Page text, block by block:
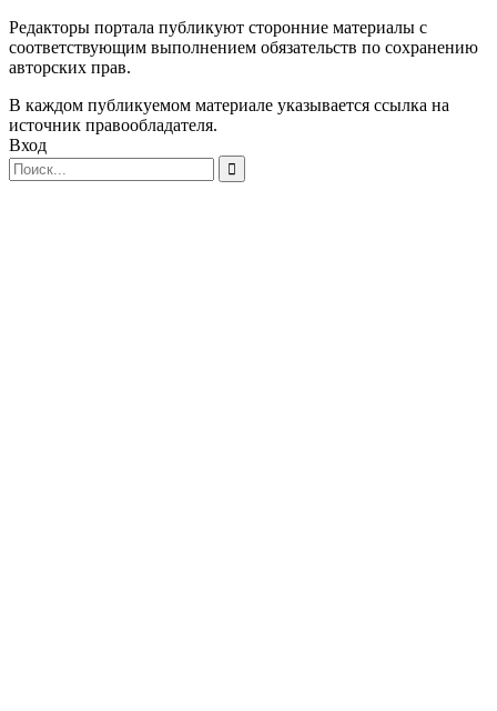
Редакторы портала публикуют сторонние материалы с
соответствующим выполнением обязательств по сохранению
авторских прав.
В каждом публикуемом материале указывается ссылка на
источник правообладателя.
Вход